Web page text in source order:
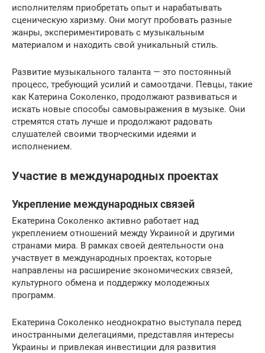
исполнителям приобретать опыт и нарабатывать
сценическую харизму. Они могут пробовать разные
жанры, экспериментировать с музыкальным
материалом и находить свой уникальный стиль.
Развитие музыкального таланта — это постоянный
процесс, требующий усилий и самоотдачи. Певцы, такие
как Катерина Соколенко, продолжают развиваться и
искать новые способы самовыражения в музыке. Они
стремятся стать лучше и продолжают радовать
слушателей своими творческими идеями и
исполнением.
Участие в международных проектах
Укрепление международных связей
Екатерина Соколенко активно работает над
укреплением отношений между Украиной и другими
странами мира. В рамках своей деятельности она
участвует в международных проектах, которые
направлены на расширение экономических связей,
культурного обмена и поддержку молодежных
программ.
Екатерина Соколенко неоднократно выступала перед
иностранными делегациями, представляя интересы
Украины и привлекая инвестиции для развития